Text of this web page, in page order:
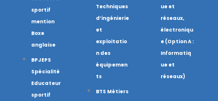
sportif
mention
Boxe
anglaise
BPJEPS
Spécialité
Educateur
sportif
Techniques
d’ingénierie
et
exploitatio
n des
équipemen
ts
BTS Métiers
ue et
réseaux,
électroniqu
e (Option A :
Informatiq
ue et
réseaux)